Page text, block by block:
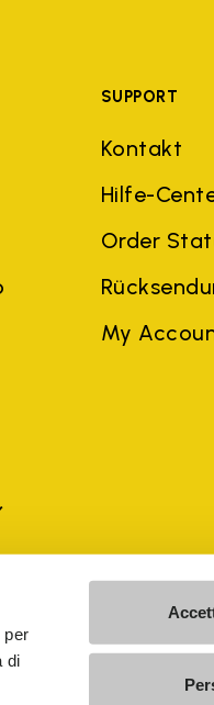
per
di
SUPPORT
Kontakt
Hilfe-
Order
My
Dritten können Marken
eine Verletzung des
MEHR ENTDECKEN